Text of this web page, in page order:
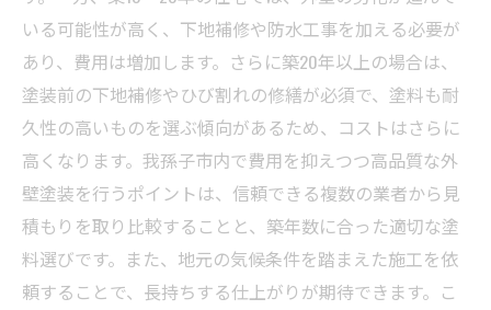
いる可能性が高く、下地補修や防水工事を加える必要が
あり、費用は増加します。さらに築20年以上の場合は、
塗装前の下地補修やひび割れの修繕が必須で、塗料も耐
久性の高いものを選ぶ傾向があるため、コストはさらに
高くなります。我孫子市内で費用を抑えつつ高品質な外
壁塗装を行うポイントは、信頼できる複数の業者から見
積もりを取り比較することと、築年数に合った適切な塗
料選びです。また、地元の気候条件を踏まえた施工を依
頼することで、長持ちする仕上がりが期待できます。こ